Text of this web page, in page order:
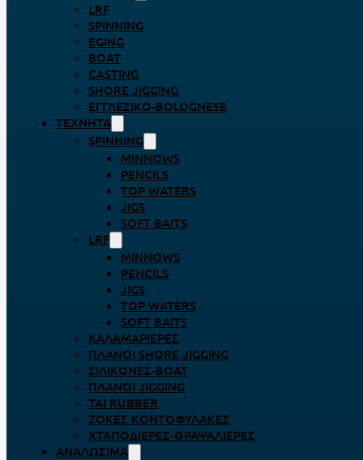
LRF
SPINNING
EGING
BOAT
CASTING
SHORE JIGGING
ΕΓΓΛΈΖΙΚΟ-BOLOGNESE
ΤΕΧΝΗΤΆ
SPINNING
MINNOWS
PENCILS
TOP WATERS
JIGS
SOFT BAITS
LRF
MINNOWS
PENCILS
JIGS
TOP WATERS
SOFT BAITS
ΚΑΛΑΜΑΡΙΈΡΕΣ
ΠΛΆΝΟΙ SHORE JIGGING
ΣΙΛΙΚΌΝΕΣ-BOAT
ΠΛΆΝΟΙ JIGGING
TAI RUBBER
ΖΌΚΕΣ ΚΟΝΤΟΦΎΛΑΚΕΣ
ΧΤΑΠΟΔΙΈΡΕΣ-ΘΡΑΨΑΛΙΈΡΕΣ
ΑΝΑΛΏΣΙΜΑ